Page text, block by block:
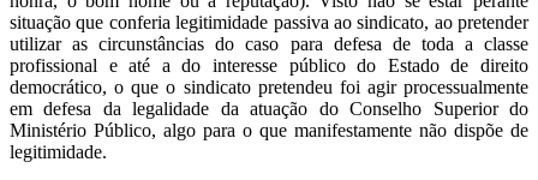
situação que conferia legitimidade passiva ao sindicato, ao pretender
utilizar as circunstâncias do caso para defesa de toda a classe
profissional e até a do interesse público do Estado de direito
democrático, o que o sindicato pretendeu foi agir processualmente
em defesa da legalidade da atuação do Conselho Superior do
Ministério Público, algo para o que manifestamente não dispõe de
legitimidade.